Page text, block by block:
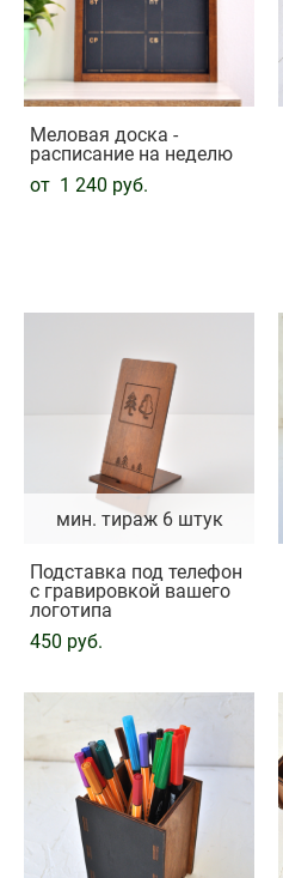
Меловая доска -
расписание на неделю
от 1 240 pуб.
мин. тираж 6 штук
Подставка под телефон
с гравировкой вашего
логотипа
450 pуб.